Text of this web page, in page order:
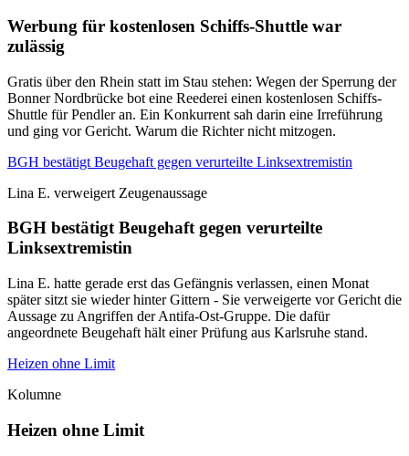
Werbung für kostenlosen Schiffs-Shuttle war
zulässig
Gratis über den Rhein statt im Stau stehen: Wegen der Sperrung der
Bonner Nordbrücke bot eine Reederei einen kostenlosen Schiffs-
Shuttle für Pendler an. Ein Konkurrent sah darin eine Irreführung
und ging vor Gericht. Warum die Richter nicht mitzogen.
BGH bestätigt Beugehaft gegen verurteilte Linksextremistin
Lina E. verweigert Zeugenaussage
BGH bestätigt Beugehaft gegen verurteilte
Linksextremistin
Lina E. hatte gerade erst das Gefängnis verlassen, einen Monat
später sitzt sie wieder hinter Gittern - Sie verweigerte vor Gericht die
Aussage zu Angriffen der Antifa-Ost-Gruppe. Die dafür
angeordnete Beugehaft hält einer Prüfung aus Karlsruhe stand.
Heizen ohne Limit
Kolumne
Heizen ohne Limit